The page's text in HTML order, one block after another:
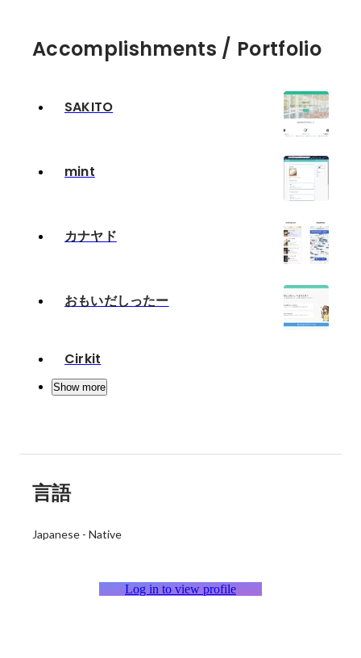
Accomplishments / Portfolio
SAKITO
mint
カナヤド
おもいだしったー
Cirkit
Show more
言語
Japanese - Native
Log in to view profile